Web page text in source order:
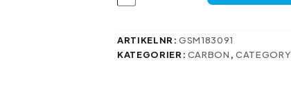
Galaxy
S23
ARTIKELNR:GSM183091
KATEGORIER: CARBON ,CATEGORY